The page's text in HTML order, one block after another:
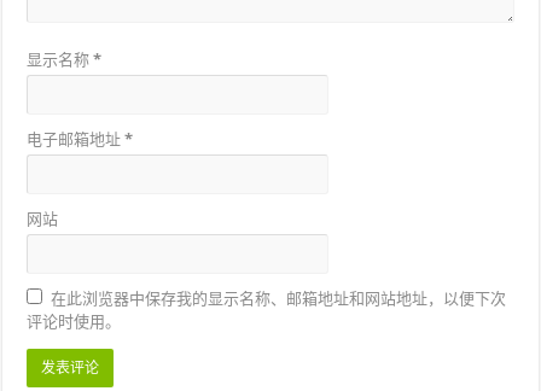
显示名称*
电子邮箱地址*
网站
在此浏览器中保存我的显示名称、邮箱地址和网站地址，以便下次
评论时使用。